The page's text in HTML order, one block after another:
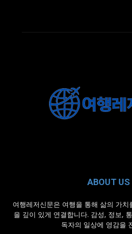
ABOUT US
여행레저신문은 여행을 통해 삶의 가
을 깊이 있게 연결합니다. 감성, 정보,
독자의 일상에 영감을